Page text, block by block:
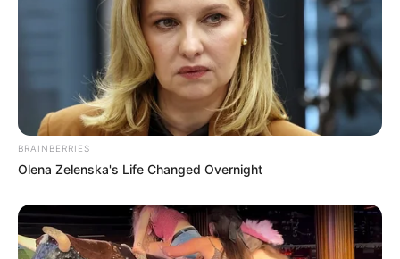
FACEBOOK ΑΡΈΣΕΙ
YOUTUBE ΕΓΓΡΑΦΕΊΤΕ
BRAINBERRIES
Olena Zelenska's Life Changed Overnight